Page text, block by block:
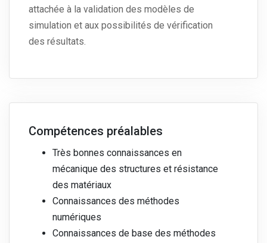
attachée à la validation des modèles de
simulation et aux possibilités de vérification
des résultats.
Compétences préalables
Très bonnes connaissances en
mécanique des structures et résistance
des matériaux
Connaissances des méthodes
numériques
Connaissances de base des méthodes